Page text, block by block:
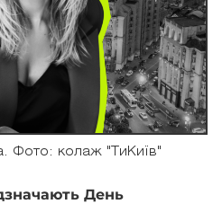
Фото: колаж "ТиКиїв"
День